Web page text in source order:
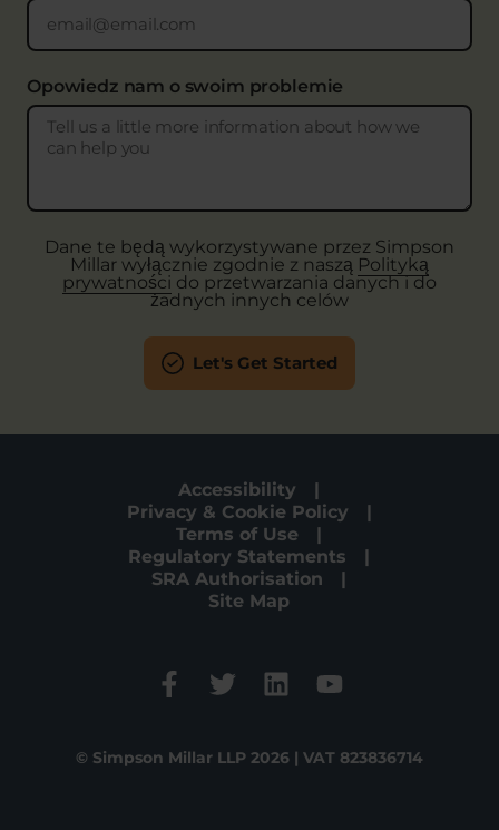
Opowiedz nam o swoim problemie
Dane te będą wykorzystywane przez Simpson
Millar wyłącznie zgodnie z naszą Polityką
prywatności do przetwarzania danych i do
żadnych innych celów
Let's Get Started
Accessibility
Privacy & Cookie Policy
Terms of Use
Regulatory Statements
SRA Authorisation
Site Map
© Simpson Millar LLP 2026 | VAT 823836714